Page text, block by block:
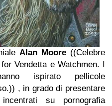
Alan Moore ((Celebre
Vendetta e Watchmen. I
ispirato pellicole
, in grado di presentare
su pornografia